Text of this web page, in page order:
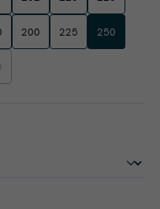
200 225 250
unavailable.)
currently unavailable.)
option is currently unavailable.)